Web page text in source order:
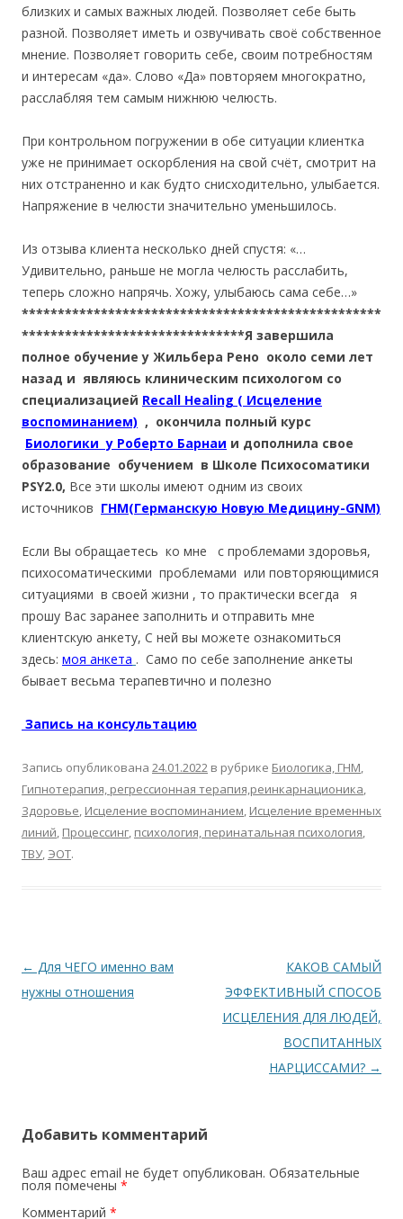
близких и самых важных людей. Позволяет себе быть
разной. Позволяет иметь и озвучивать своё собственное
мнение. Позволяет говорить себе, своим потребностям
и интересам «да». Слово «Да» повторяем многократно,
расслабляя тем самым нижнюю челюсть.
При контрольном погружении в обе ситуации клиентка
уже не принимает оскорбления на свой счёт, смотрит на
них отстраненно и как будто снисходительно, улыбается.
Напряжение в челюсти значительно уменьшилось.
Из отзыва клиента несколько дней спустя: «…
Удивительно, раньше не могла челюсть расслабить,
теперь сложно напрячь. Хожу, улыбаюсь сама себе…»
**************************************************
*******************************Я завершила
полное обучение у Жильбера Рено около семи лет
назад и являюсь клиническим психологом со
специализацией Recall Healing ( Исцеление
воспоминанием) , окончила полный курс
Биологики у Роберто Барнаи и дополнила свое
образование обучением в Школе Психосоматики
PSY2.0, Все эти школы имеют одним из своих
источников ГНМ(Германскую Новую Медицину-GNM)
Если Вы обращаетесь ко мне с проблемами здоровья,
психосоматическими проблемами или повторяющимися
ситуациями в своей жизни , то практически всегда я
прошу Вас заранее заполнить и отправить мне
клиентскую анкету, С ней вы можете ознакомиться
здесь: моя анкета . Само по себе заполнение анкеты
бывает весьма терапевтично и полезно
Запись на консультацию
Запись опубликована 24.01.2022 в рубрике Биологика, ГНМ,
Гипнотерапия, регрессионная терапия,реинкарнационика,
Здоровье, Исцеление воспоминанием, Исцеление временных
линий, Процессинг, психология, перинатальная психология,
ТВУ, ЭОТ.
Навигация по записям
← Для ЧЕГО именно вам
нужны отношения
КАКОВ САМЫЙ
ЭФФЕКТИВНЫЙ СПОСОБ
ИСЦЕЛЕНИЯ ДЛЯ ЛЮДЕЙ,
ВОСПИТАННЫХ
НАРЦИССАМИ? →
Добавить комментарий
Ваш адрес email не будет опубликован. Обязательные
поля помечены *
Комментарий *